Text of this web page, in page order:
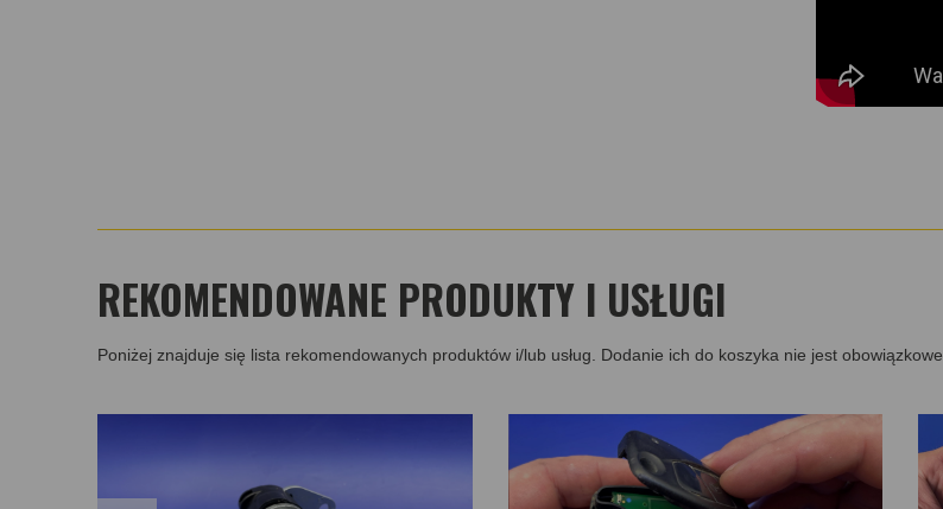
REKOMENDOWANE PRODUKTY I USŁUGI
Poniżej znajduje się lista rekomendowanych produktów i/lub usług. Dodanie ich do koszyka nie jest obowiązkowe.